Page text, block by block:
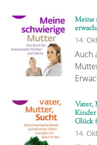
Meine
14.
Auch
Vater,
Glück
14.